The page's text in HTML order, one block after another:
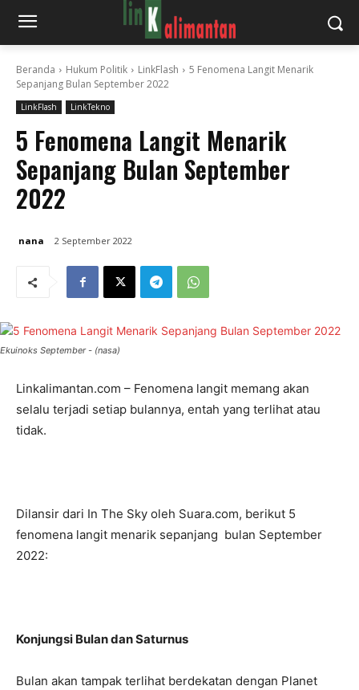
Beranda Hukum Politik LinkFlash
5 Fenomena Langit Menarik
Sepanjang Bulan September 2022
LinkFlash LinkTekno
5 Fenomena Langit Menarik
Sepanjang Bulan September
2022
nana 2 September 2022
Ekuinoks September - (nasa)
Linkalimantan.com – Fenomena langit memang akan
selalu terjadi setiap bulannya, entah yang terlihat atau
tidak.
Dilansir dari In The Sky oleh Suara.com, berikut 5
fenomena langit menarik sepanjang bulan September
2022:
Konjungsi Bulan dan Saturnus
Bulan akan tampak terlihat berdekatan dengan Planet